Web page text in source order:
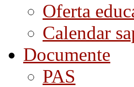
Oferta
Calendar
Documente
PAS